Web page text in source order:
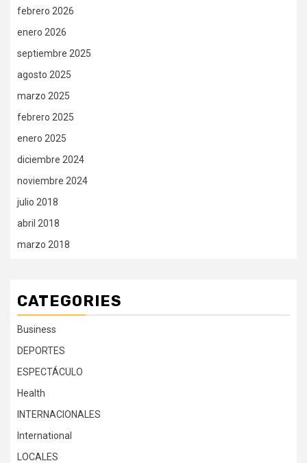
febrero 2026
enero 2026
septiembre 2025
agosto 2025
marzo 2025
febrero 2025
enero 2025
diciembre 2024
noviembre 2024
julio 2018
abril 2018
marzo 2018
CATEGORIES
Business
DEPORTES
ESPECTÁCULO
Health
INTERNACIONALES
International
LOCALES